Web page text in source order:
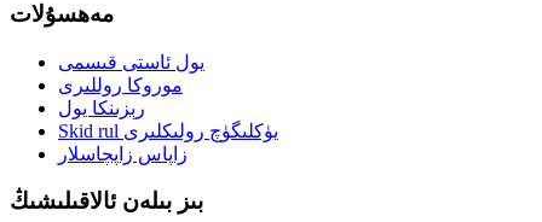
مەھسۇلات
يول ئاستى قىسمى
موروكا روللىرى
رېزىنكا يول
Skid rul يۈكلىگۈچ رولىكلىرى
زاپاس زاپچاسلار
بىز بىلەن ئالاقىلىشىڭ